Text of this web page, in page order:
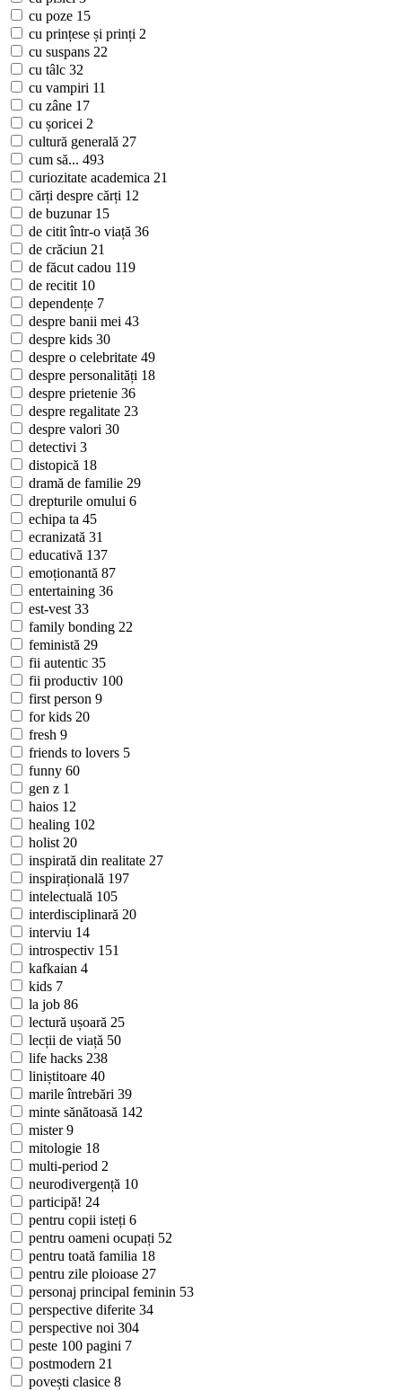
cu poze 15
cu prințese și prinți 2
cu suspans 22
cu tâlc 32
cu vampiri 11
cu zâne 17
cu șoricei 2
cultură generală 27
cum să... 493
curiozitate academica 21
cărți despre cărți 12
de buzunar 15
de citit într-o viață 36
de crăciun 21
de făcut cadou 119
de recitit 10
dependențe 7
despre banii mei 43
despre kids 30
despre o celebritate 49
despre personalități 18
despre prietenie 36
despre regalitate 23
despre valori 30
detectivi 3
distopică 18
dramă de familie 29
drepturile omului 6
echipa ta 45
ecranizată 31
educativă 137
emoționantă 87
entertaining 36
est-vest 33
family bonding 22
feministă 29
fii autentic 35
fii productiv 100
first person 9
for kids 20
fresh 9
friends to lovers 5
funny 60
gen z 1
haios 12
healing 102
holist 20
inspirată din realitate 27
inspirațională 197
intelectuală 105
interdisciplinară 20
interviu 14
introspectiv 151
kafkaian 4
kids 7
la job 86
lectură ușoară 25
lecții de viață 50
life hacks 238
liniștitoare 40
marile întrebări 39
minte sănătoasă 142
mister9
mitologie 18
multi-period 2
neurodivergență 10
participă! 24
pentru copii isteți 6
pentru oameni ocupați 52
pentru toată familia 18
pentru zile ploioase 27
personaj principal feminin 53
perspective diferite 34
perspective noi 304
peste 100 pagini 7
postmodern 21
povești clasice 8